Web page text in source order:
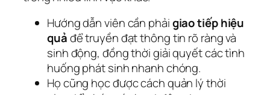
Hướng dẫn viên cần phảigiao tiếp hiệu
quảđể truyền đạt thông tin rõ ràng và
sinh động, đồng thời giải quyết các tình
huống phát sinh nhanh chóng.
Họ cũng học được cách quản lý thời